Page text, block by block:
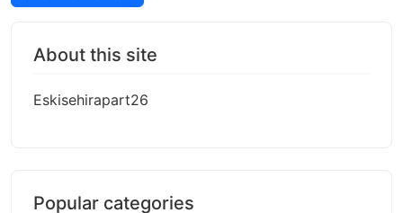
About this site
Eskisehirapart26
Popular categories